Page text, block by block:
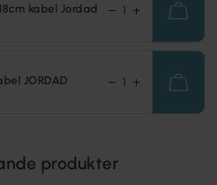
kabel Jordad
JORDAD
produkter